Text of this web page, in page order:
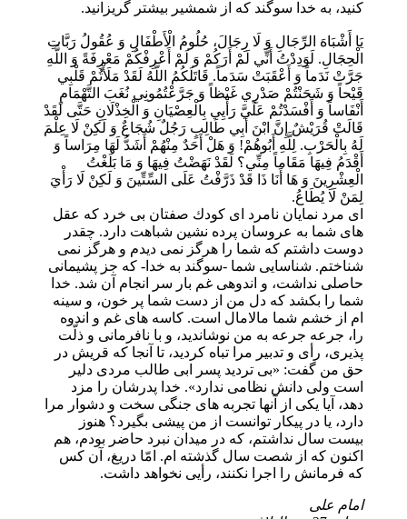
كنيد، به خدا سوگند كه از شمشير بيشتر گريزانيد.
يَا أَشْبَاهَ الرِّجَالِ وَ لَا رِجَالَ، حُلُومُ الْأَطْفَالِ وَ عُقُولُ رَبَّاتِ
الْحِجَالِ. لَوَدِدْتُ أَنِّي لَمْ أَرَكُمْ وَ لَمْ أَعْرِفْكُمْ مَعْرِفَةً وَ اللَّهِ
جَرَّتْ نَدَماً وَ أَعْقَبَتْ سَدَماً. قَاتَلَكُمُ اللَّهُ لَقَدْ مَلَأْتُمْ قَلْبِي
قَيْحاً وَ شَحَنْتُمْ صَدْرِي غَيْظاً وَ جَرَّعْتُمُونِي نُغَبَ التَّهْمَامِ
أَنْفَاساً وَ أَفْسَدْتُمْ عَلَيَّ رَأْيِي بِالْعِصْيَانِ وَ الْخِذْلَانِ حَتَّى لَقَدْ
قَالَتْ قُرَيْشٌ إِنَّ ابْنَ أَبِي طَالِبٍ رَجُلٌ شُجَاعٌ وَ لَكِنْ لَا عِلْمَ
لَهُ بِالْحَرْبِ. لِلَّهِ أَبُوهُمْ! وَ هَلْ أَحَدٌ مِنْهُمْ أَشَدُّ لَهَا مِرَاساً وَ
أَقْدَمُ فِيهَا مَقَاماً مِنِّي؟ لَقَدْ نَهَضْتُ فِيهَا وَ مَا بَلَغْتُ
الْعِشْرِينَ وَ هَا أَنَا ذَا قَدْ ذَرَّفْتُ عَلَى السِّتِّينَ وَ لَكِنْ لَا رَأْيَ
لِمَنْ لَا يُطَاعُ.
اى مرد نمايان نامرد اى كودك صفتان بى خرد كه عقل
هاى شما به عروسان پرده نشين شباهت دارد. چقدر
دوست داشتم كه شما را هرگز نمى ديدم و هرگز نمى
شناختم. شناسايى شما -سوگند به خدا- كه جز پشيمانى
حاصلى نداشت، و اندوهى غم بار سر انجام آن شد. خدا
شما را بكشد كه دل من از دست شما پر خون، و سينه
ام از خشم شما مالامال است. كاسه هاى غم و اندوه
را، جرعه جرعه به من نوشانديد، و با نافرمانى و ذلّت
پذيرى، رأى و تدبير مرا تباه كرديد، تا آنجا كه قريش در
حق من گفت: «بى ترديد پسر ابى طالب مردى دلير
است ولى دانش نظامى ندارد». خدا پدرشان را مزد
دهد، آيا يكى از آنها تجربه هاى جنگى سخت و دشوار مرا
دارد، يا در پيكار توانست از من پيشى بگيرد؟ هنوز
بيست سال نداشتم، كه در ميدان نبرد حاضر بودم، هم
اكنون كه از شصت سال گذشته ام. امّا دريغ، آن كس
كه فرمانش را اجرا نكنند، رأيى نخواهد داشت.
امام علی